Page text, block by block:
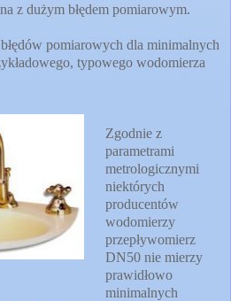
z dużym błędem pomiarowym.
pomiarowych dla minimalnych
typowego wodomierza
Zgodnie z
parametrami
metrologicznymi
niektórych
producentów
wodomierzy
przepływomierz
DN50 nie mierzy
prawidłowo
minimalnych